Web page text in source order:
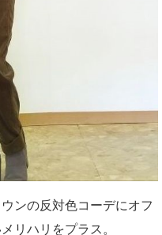
ンの反対色コーデにオフ
リハリをプラス。